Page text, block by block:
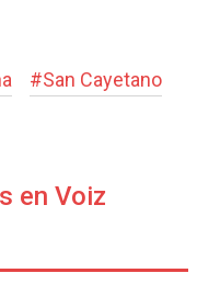
#San Cayetano
en Voiz